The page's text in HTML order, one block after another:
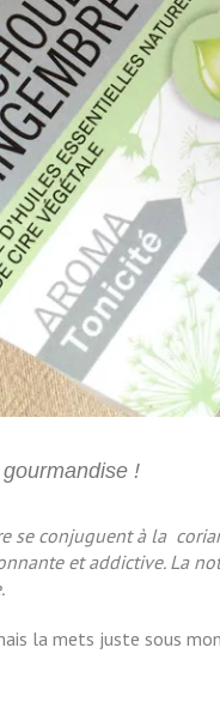
!
se conjuguent à la
et addictive. La
la mets juste sous